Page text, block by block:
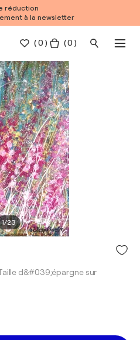
réduction
à la newsletter
(0 ) ( 0 )
1/23
d&#039;épargne sur